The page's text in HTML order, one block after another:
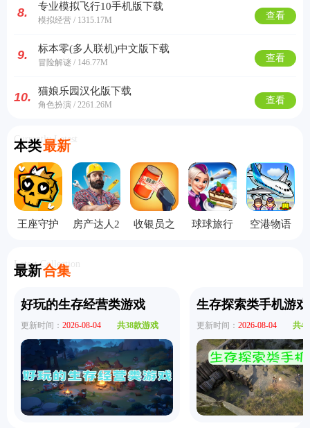
8. 专业模拟飞行10手机版下载
模拟经营 / 1315.17M 查看
9. 标本零(多人联机)中文版下载
冒险解谜 / 146.77M 查看
10. 猫娘乐园汉化版下载
角色扮演 / 2261.26M 查看
本类最新
Currently Latest
王座守护
房产达人2
收银员之
球球旅行
空港物语
最新合集
Latest Collection
好玩的生存经营类游戏
更新时间： 2026-08-04 共38款游戏
生存探索类手机游戏
更新时间： 2026-08-04 共